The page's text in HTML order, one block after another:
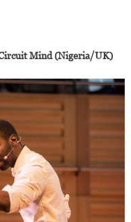
Mind (Nigeria/UK)